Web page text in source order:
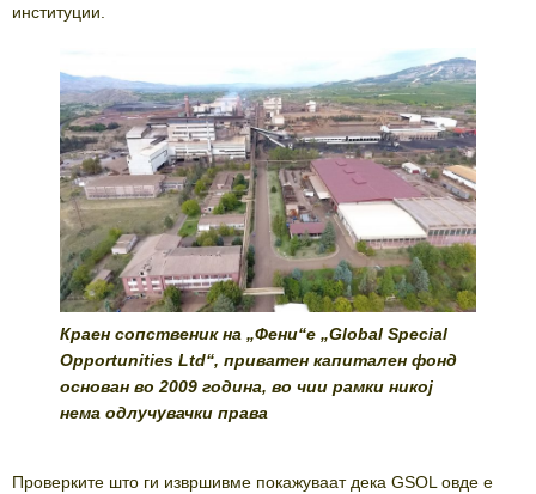
институции.
Краен сопственик на „Фени“е „Global Special
Opportunities Ltd“, приватен капитален фонд
основан во 2009 година, во чии рамки никој
нема одлучувачки права
Проверките што ги извршивме покажуваат дека GSOL овде е